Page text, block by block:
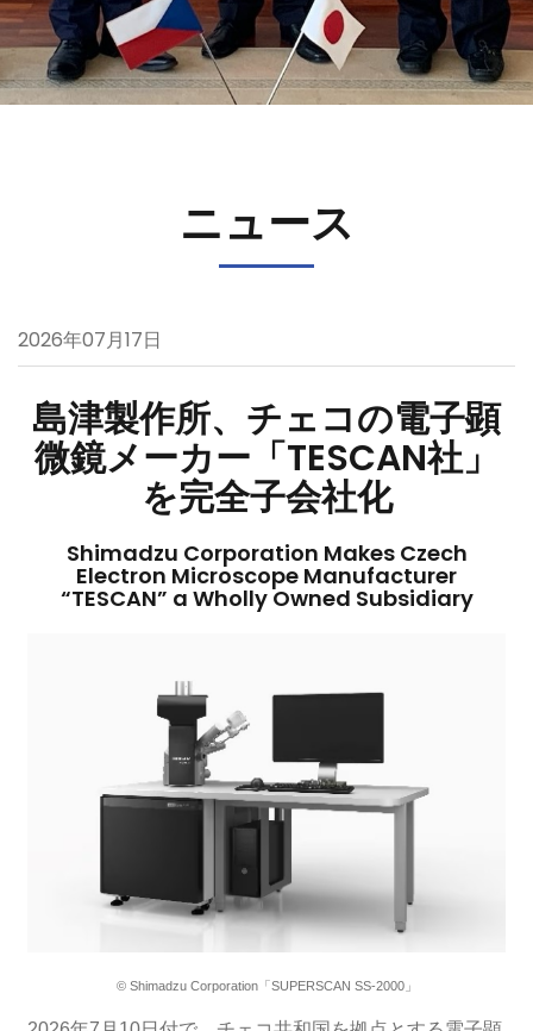
ニュース
2026年07月17日
島津製作所、チェコの電子顕
微鏡メーカー「TESCAN社」
を完全子会社化
Shimadzu Corporation Makes Czech
Electron Microscope Manufacturer
“TESCAN” a Wholly Owned Subsidiary
© Shimadzu Corporation「SUPERSCAN SS-2000」